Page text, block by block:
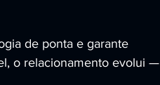
de ponta e garante
o relacionamento evolui —